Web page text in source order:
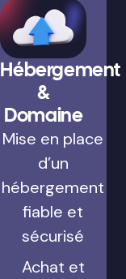
Hébergement
&
Domaine
Mise en place
d’un
hébergement
fiable et
sécurisé
Achat et